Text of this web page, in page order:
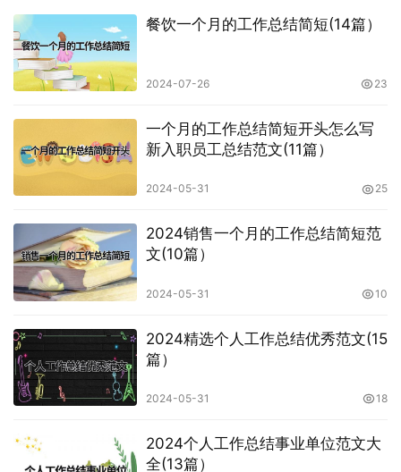
餐饮一个月的工作总结简短(14篇）
2024-07-26 23
一个月的工作总结简短开头怎么写
新入职员工总结范文(11篇）
2024-05-31 25
2024销售一个月的工作总结简短范
文(10篇）
2024-05-31 10
2024精选个人工作总结优秀范文(15
篇）
2024-05-31 18
2024个人工作总结事业单位范文大
全(13篇）